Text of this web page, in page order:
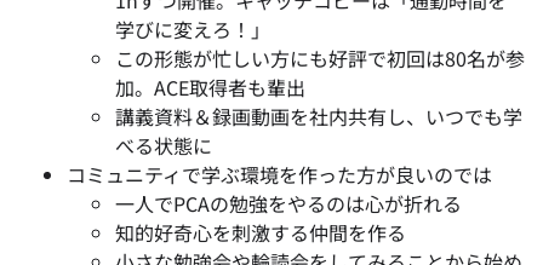
学びに変えろ！」
この形態が忙しい方にも好評で初回は80名が参
加。ACE取得者も輩出
講義資料＆録画動画を社内共有し、いつでも学
べる状態に
コミュニティで学ぶ環境を作った方が良いのでは
一人でPCAの勉強をやるのは心が折れる
知的好奇心を刺激する仲間を作る